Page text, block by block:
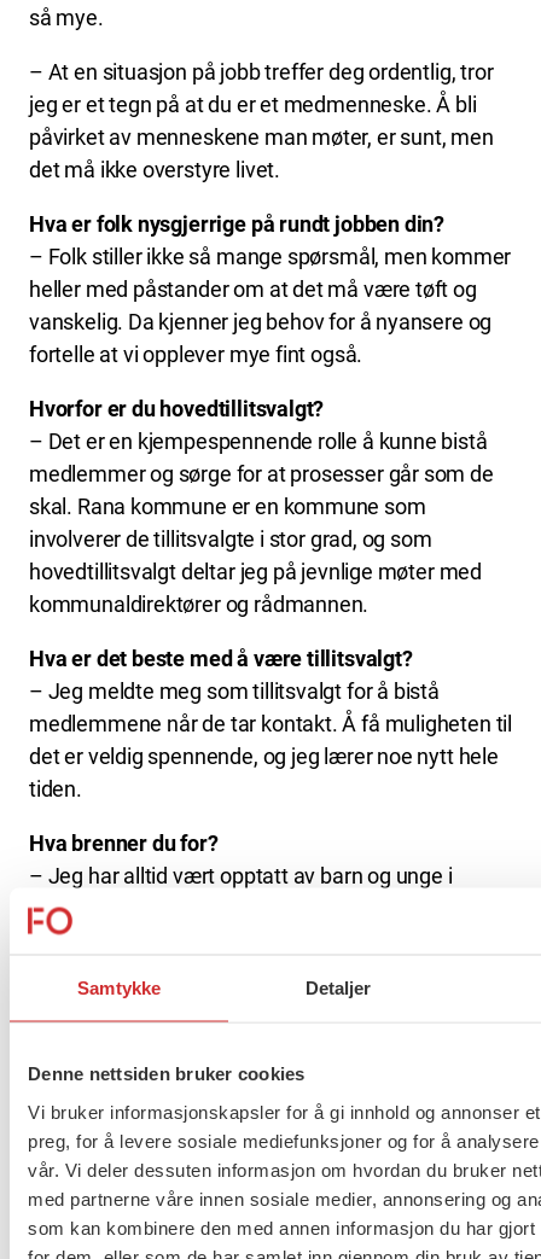
Samtykke Detaljer
Denne nettsiden bruker cookies
Vi bruker informasjonskapsler for å gi innhold og annonser
preg, for å levere sosiale mediefunksjoner og for å
vår. Vi deler dessuten informasjon om hvordan du bruker
med partnerne våre innen sosiale medier, annonsering og
som kan kombinere den med annen informasjon du har gjort
så mye.
– At en situasjon på jobb treffer deg ordentlig, tror
jeg er et tegn på at du er et medmenneske. Å bli
påvirket av menneskene man møter, er sunt, men
det må ikke overstyre livet.
Hva er folk nysgjerrige på rundt jobben din?
– Folk stiller ikke så mange spørsmål, men kommer
heller med påstander om at det må være tøft og
vanskelig. Da kjenner jeg behov for å nyansere og
fortelle at vi opplever mye fint også.
Hvorfor er du hovedtillitsvalgt?
– Det er en kjempespennende rolle å kunne bistå
medlemmer og sørge for at prosesser går som de
skal. Rana kommune er en kommune som
involverer de tillitsvalgte i stor grad, og som
hovedtillitsvalgt deltar jeg på jevnlige møter med
kommunaldirektører og rådmannen.
Hva er det beste med å være tillitsvalgt?
– Jeg meldte meg som tillitsvalgt for å bistå
medlemmene når de tar kontakt. Å få muligheten til
det er veldig spennende, og jeg lærer noe nytt hele
tiden.
Hva brenner du for?
– Jeg har alltid vært opptatt av barn og unge i
sårbare situasjoner, at de skal få den hjelpen de
trenger og like muligheter som andre barn og unge.
makter å si hva som er vanskelig og hva de trenger,
annerledes, er viktig for meg.
Hva kunne gjort hverdagen lettere for
sosialarbeidere?
– Mer tid og mer ressurser. Det er et klassisk svar,
men det er noe en alltid kjenner på i en jobb som